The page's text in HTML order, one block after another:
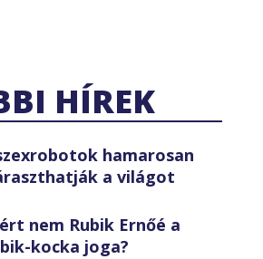
HÍREK
hamarosan
a világot
nem Rubik Ernőé a
kocka joga?